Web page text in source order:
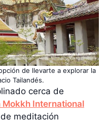
de llevarte a explorar la
Tailandés.
cerca de
Mokkh International
meditación